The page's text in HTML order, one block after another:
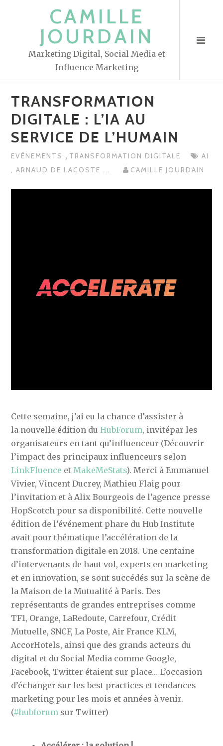
CAMILLE
JOURDAIN
Marketing Digital, Social Media et
Influence Marketing
TRANSFORMATION
DIGITALE : L’IA AU
SERVICE DE L’HUMAIN
EVÉNEMENTS , TRANSFORMATION DIGITALE
AI
,ARNAUD DE LACOSTE ... CAMILLE JOURDAIN
Cette semaine, j’ai eu la chance d’assister à
la nouvelle édition duHubForum, invitépar les
organisateurs en tant qu’influenceur (Découvrir
l’impact des principaux influenceurs selon
LinkFluence etMakeMeStats). Merci à Emmanuel
Vivier, Vincent Ducrey, Mathieu Flaig pour
l’invitation et à Alix Bourgeois de l’agence presse
HopScotch pour sa disponibilité. Cette nouvelle
édition de l’événement phare du Hub Institute
avait pour thématique l’accélération de la
transformation digitale en 2018. Une centaine
d’intervenants de haut vol, experts en marketing
et en innovation, se sont succédés sur la scène de
la Maison de la Mutualité à Paris. Des
représentants de grandes entreprises comme
TF1, Orange, LaRedoute, Carrefour, Crédit
Mutuelle, SNCF, La Poste, Air France KLM,
AccorHotels, ainsi que des grands acteurs du
digital et du Social Media comme Google,
Facebook, Twitter étaient sur place… L’occasion
d’échanger sur les best practices et tendances
marketing pour les mois et années à venir.
(#hubforum sur Twitter)